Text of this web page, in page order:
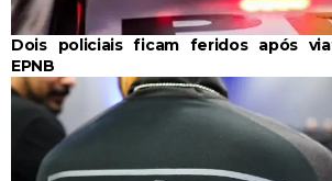
Dois policiais ficam feridos após
EPNB